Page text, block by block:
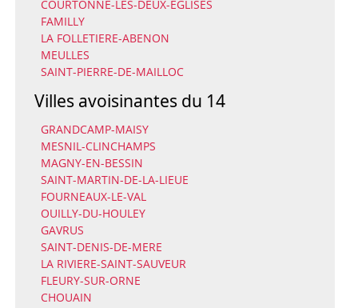
COURTONNE-LES-DEUX-EGLISES
FAMILLY
LA FOLLETIERE-ABENON
MEULLES
SAINT-PIERRE-DE-MAILLOC
Villes avoisinantes du 14
GRANDCAMP-MAISY
MESNIL-CLINCHAMPS
MAGNY-EN-BESSIN
SAINT-MARTIN-DE-LA-LIEUE
FOURNEAUX-LE-VAL
OUILLY-DU-HOULEY
GAVRUS
SAINT-DENIS-DE-MERE
LA RIVIERE-SAINT-SAUVEUR
FLEURY-SUR-ORNE
CHOUAIN